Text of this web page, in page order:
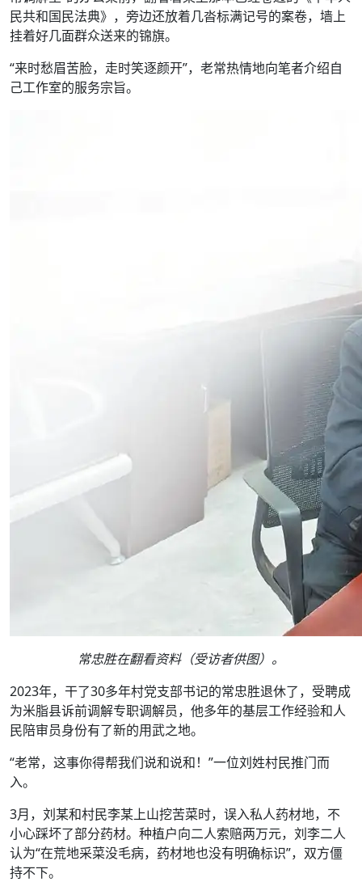
民共和国民法典》，旁边还放着几沓标满记号的案卷，墙上
挂着好几面群众送来的锦旗。
“来时愁眉苦脸，走时笑逐颜开”，老常热情地向笔者介绍自
己工作室的服务宗旨。
常忠胜在翻看资料（受访者供图）。
2023年，干了30多年村党支部书记的常忠胜退休了，受聘成
为米脂县诉前调解专职调解员，他多年的基层工作经验和人
民陪审员身份有了新的用武之地。
“老常，这事你得帮我们说和说和！”一位刘姓村民推门而
入。
3月，刘某和村民李某上山挖苦菜时，误入私人药材地，不
小心踩坏了部分药材。种植户向二人索赔两万元，刘李二人
认为“在荒地采菜没毛病，药材地也没有明确标识”，双方僵
持不下。